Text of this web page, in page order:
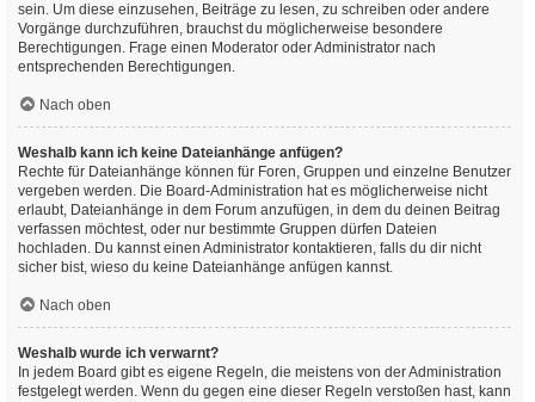
sein. Um diese einzusehen, Beiträge zu lesen, zu schreiben oder andere
Vorgänge durchzuführen, brauchst du möglicherweise besondere
Berechtigungen. Frage einen Moderator oder Administrator nach
entsprechenden Berechtigungen.
Nach oben
Weshalb kann ich keine Dateianhänge anfügen?
Rechte für Dateianhänge können für Foren, Gruppen und einzelne Benutzer
vergeben werden. Die Board-Administration hat es möglicherweise nicht
erlaubt, Dateianhänge in dem Forum anzufügen, in dem du deinen Beitrag
verfassen möchtest, oder nur bestimmte Gruppen dürfen Dateien
hochladen. Du kannst einen Administrator kontaktieren, falls du dir nicht
sicher bist, wieso du keine Dateianhänge anfügen kannst.
Nach oben
Weshalb wurde ich verwarnt?
In jedem Board gibt es eigene Regeln, die meistens von der Administration
festgelegt werden. Wenn du gegen eine dieser Regeln verstoßen hast, kann